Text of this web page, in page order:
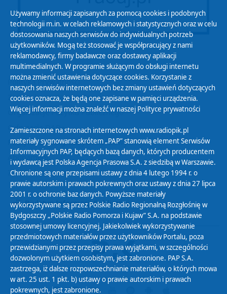
Polityka Prywatności
Zasady korzystania z Serwisu
Organizacje Pożytku Publicznego
Cyfryzacja DAB+
Polityka ochrony danych osobowych
Abonament
Zamówienia publiczne
Biuletyn Informacji Publicznej
Używamy informacji zapisanych za pomocą cookies i podobnych
technologii m.in. w celach reklamowych i statystycznych oraz w celu
dostosowania naszych serwisów do indywidualnych potrzeb
użytkowników. Mogą też stosować je współpracujący z nami
reklamodawcy, firmy badawcze oraz dostawcy aplikacji
multimedialnych. W programie służącym do obsługi internetu
można zmienić ustawienia dotyczące cookies. Korzystanie z
naszych serwisów internetowych bez zmiany ustawień dotyczących
cookies oznacza, że będą one zapisane w pamięci urządzenia.
Więcej informacji można znaleźć w naszej Polityce prywatności
Zamieszczone na stronach internetowych www.radiopik.pl
materiały sygnowane skrótem „PAP” stanowią element Serwisów
Informacyjnych PAP, będących bazą danych, których producentem
i wydawcą jest Polska Agencja Prasowa S.A. z siedzibą w Warszawie.
Chronione są one przepisami ustawy z dnia 4 lutego 1994 r. o
prawie autorskim i prawach pokrewnych oraz ustawy z dnia 27 lipca
2001 r. o ochronie baz danych. Powyższe materiały
wykorzystywane są przez Polskie Radio Regionalną Rozgłośnię w
Bydgoszczy „Polskie Radio Pomorza i Kujaw” S.A. na podstawie
stosownej umowy licencyjnej. Jakiekolwiek wykorzystywanie
przedmiotowych materiałów przez użytkowników Portalu, poza
przewidzianymi przez przepisy prawa wyjątkami, w szczególności
dozwolonym użytkiem osobistym, jest zabronione. PAP S.A.
zastrzega, iż dalsze rozpowszechnianie materiałów, o których mowa
w art. 25 ust. 1 pkt. b) ustawy o prawie autorskim i prawach
pokrewnych, jest zabronione.